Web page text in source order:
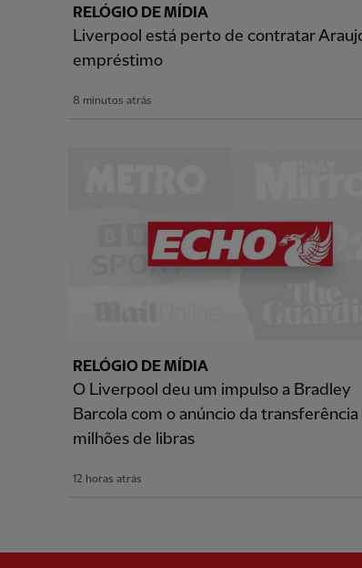
RELÓGIO DE MÍDIA
Liverpool está perto de contratar
empréstimo
8 minutos atrás
RELÓGIO DE MÍDIA
O Liverpool deu um impulso a Bradley
Barcola com o anúncio da
milhões de libras
12 horas atrás